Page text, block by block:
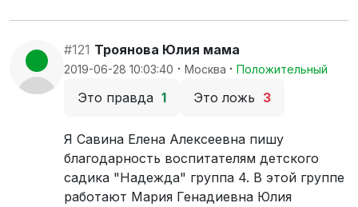
#121 Троянова Юлия мама
2019-06-28 10:03:40 · Москва · Положительный
Это правда 1 Это ложь 3
Я Савина Елена Алексеевна пишу
благодарность воспитателям детского
садика "Надежда" группа 4. В этой группе
работают Мария Генадиевна Юлия